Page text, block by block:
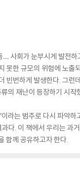
사회가 눈부시게 발전
한 규모의 위험에 노
번하게 발생한다. 그
의 재난이 등장하기 시작
라는 범주로 다시 파악
다. 이 책에서 우리는 과
함께 공유하고자 한다.